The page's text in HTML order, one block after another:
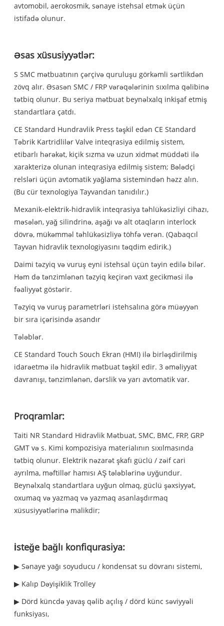
avtomobil, aerokosmik, sənaye istehsal etmək üçün
istifadə olunur.
Əsas xüsusiyyətlər:
S SMC mətbuatının çərçivə quruluşu görkəmli sərtlikdən
zövq alır. Əsasən SMC / FRP vərəqələrinin sıxılma qəlibinə
tətbiq olunur. Bu seriya mətbuat beynəlxalq inkişaf etmiş
standartlara çatdı.
CE Standard Hundravlik Press təşkil edən CE Standard
Təbrik Kartridlilər Valve inteqrasiya edilmiş sistem,
etibarlı hərəkət, kiçik sızma və uzun xidmət müddəti ilə
xarakterizə olunan inteqrasiya edilmiş sistem; Bələdçi
relsləri üçün avtomatik yağlama sistemindən həzz alın.
(Bu cür texnologiya Tayvandan tanıdılır.)
Mexanik-elektrik-hidravlik inteqrasiya təhlükəsizliyi cihazı,
məsələn, yağ silindrinə, aşağı və alt otaqların interlock
dövrə, mükəmməl təhlükəsizliyə töhfə verən. (Qabaqcıl
Tayvan hidravlik texnologiyasını təqdim edirik.)
Daimi təzyiq və vuruş eyni istehsal üçün təyin edilə bilər.
Həm də tənzimlənən təzyiq keçirən vaxt gecikməsi ilə
fəaliyyət göstərir.
Təzyiq və vuruş parametrləri istehsalına görə müəyyən
bir sıra içərisində asandır
Tələblər.
CE Standard Touch Souch Ekran (HMI) ilə birləşdirilmiş
idarəetmə ilə hidravlik mətbuat təşkil edir. 3 əməliyyat
davranışı, tənzimlənən, dərslik və yarı avtomatik var.
Proqramlar:
Taiti NR Standard Hidravlik Mətbuat, SMC, BMC, FRP, GRP
GMT və s. Kimi kompozisiya materialının sıxılmasında
tətbiq olunur. Elektrik nəzarət şkafı güclü / zəif cari
ayrılma, məftillər hamısı AŞ tələblərinə uyğundur.
Beynəlxalq standartlara uyğun olmaq, güclü şəxsiyyət,
oxumaq və yazmaq və yazmaq asanlaşdırmaq
xüsusiyyətlərinə malikdir;
İsteğe bağlı konfiqurasiya:
▶ Sənaye yağı soyuducu / kondensat su dövranı sistemi,
▶ Kalıp Dəyişiklik Trolley
▶ Dörd küncdə yavaş qəlib açılış / dörd künc səviyyəli
funksiyası,